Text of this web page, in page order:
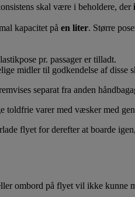
skal være i beholdere, der
kapacitet på en liter. Større
pr. passager er tilladt.
midler til godkendelse af disse
separat fra anden
toldfrie varer med væsker med
flyet for derefter at boarde
ombord på flyet vil ikke kunne